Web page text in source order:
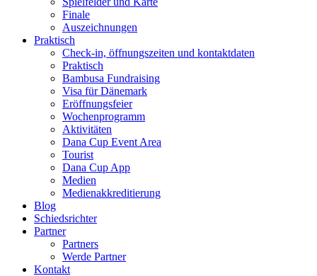
Finale
Auszeichnungen
Praktisch
Check-in, öffnungszeiten und kontaktdaten
Praktisch
Bambusa Fundraising
Visa für Dänemark
Eröffnungsfeier
Wochenprogramm
Aktivitäten
Dana Cup Event Area
Tourist
Dana Cup App
Medien
Medienakkreditierung
Blog
Schiedsrichter
Partner
Partners
Werde Partner
Kontakt